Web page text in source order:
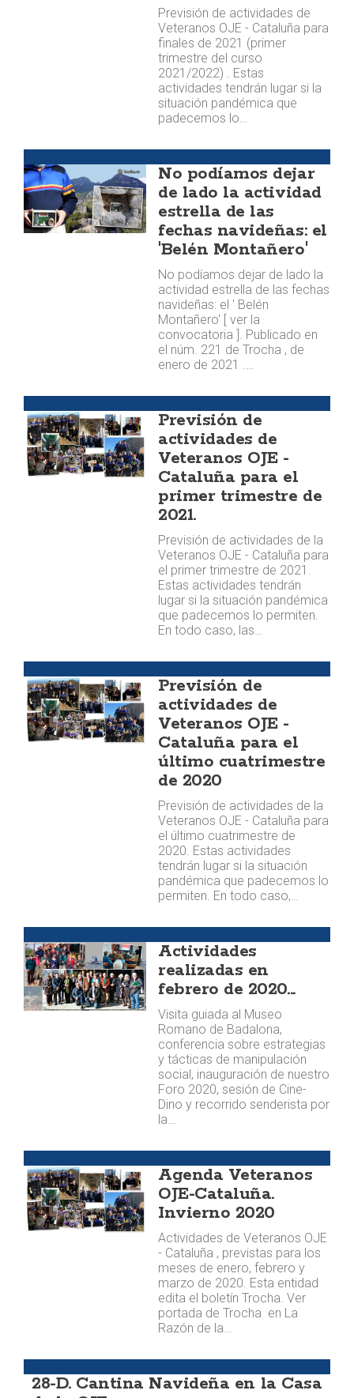
Previsión de actividades de
Veteranos OJE - Cataluña para
finales de 2021 (primer
trimestre del curso
2021/2022) . Estas
actividades tendrán lugar si la
situación pandémica que
padecemos lo…
No podíamos dejar
de lado la actividad
estrella de las
fechas navideñas: el
'Belén Montañero'
No podíamos dejar de lado la
actividad estrella de las fechas
navideñas: el ' Belén
Montañero' [ ver la
convocatoria ]. Publicado en
el núm. 221 de Trocha , de
enero de 2021 .…
Previsión de
actividades de
Veteranos OJE -
Cataluña para el
primer trimestre de
2021.
Previsión de actividades de la
Veteranos OJE - Cataluña para
el primer trimestre de 2021.
Estas actividades tendrán
lugar si la situación pandémica
que padecemos lo permiten.
En todo caso, las…
Previsión de
actividades de
Veteranos OJE -
Cataluña para el
último cuatrimestre
de 2020
Previsión de actividades de la
Veteranos OJE - Cataluña para
el último cuatrimestre de
2020. Estas actividades
tendrán lugar si la situación
pandémica que padecemos lo
permiten. En todo caso,…
Actividades
realizadas en
febrero de 2020...
Visita guiada al Museo
Romano de Badalona,
conferencia sobre estrategias
y tácticas de manipulación
social, inauguración de nuestro
Foro 2020, sesión de Cine-
Dino y recorrido senderista por
la…
Agenda Veteranos
OJE-Cataluña.
Invierno 2020
Actividades de Veteranos OJE
- Cataluña , previstas para los
meses de enero, febrero y
marzo de 2020. Esta entidad
edita el boletín Trocha. Ver
portada de Trocha en La
Razón de la…
28-D. Cantina Navideña en la Casa